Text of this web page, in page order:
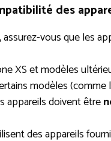
des
vous que les
XS et modèles
modèles (comme
appareils doivent être
des appareils